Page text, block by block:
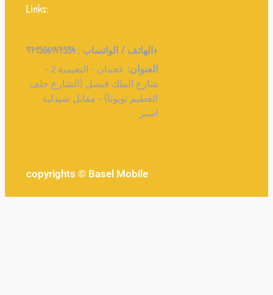
Links:
الهاتف / الواتساب :971506147554+
العنوان:
عجمان - النعيمية 2 -
شارع الملك فيصل (الشارع خلف
الفطيم تويوتا) - مقابل صيدلية
استر
copyrights © Basel Mobile